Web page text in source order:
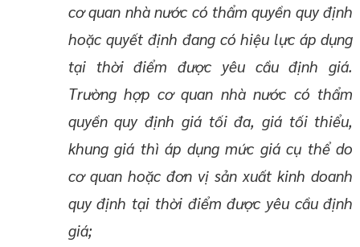
cơ quan nhà nước có thẩm quyền quy định
hoặc quyết định đang có hiệu lực áp dụng
tại thời điểm được yêu cầu định giá.
Trường hợp cơ quan nhà nước có thẩm
quyền quy định giá tối đa, giá tối thiểu,
khung giá thì áp dụng mức giá cụ thể do
cơ quan hoặc đơn vị sản xuất kinh doanh
quy định tại thời điểm được yêu cầu định
giá;